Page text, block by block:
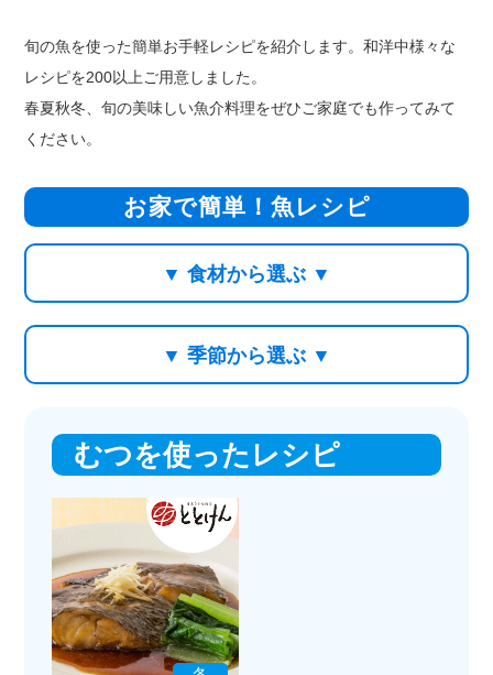
旬の魚を使った簡単お手軽レシピを紹介します。和洋中様々な
レシピを200以上ご用意しました。
春夏秋冬、旬の美味しい魚介料理をぜひご家庭でも作ってみて
ください。
お家で簡単！魚レシピ
▼ 食材から選ぶ ▼
▼ 季節から選ぶ ▼
むつを使ったレシピ